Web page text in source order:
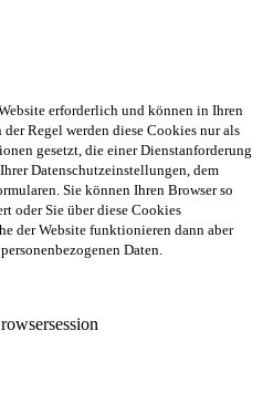
erforderlich und können in Ihren
Regel werden diese Cookies nur als
gesetzt, die einer Dienstanforderung
Datenschutzeinstellungen, dem
Sie können Ihren Browser so
oder Sie über diese Cookies
der Website funktionieren dann aber
Daten.